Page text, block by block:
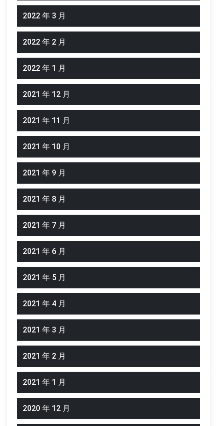
2022 年 3 月
2022 年 2 月
2022 年 1 月
2021 年 12 月
2021 年 11 月
2021 年 10 月
2021 年 9 月
2021 年 8 月
2021 年 7 月
2021 年 6 月
2021 年 5 月
2021 年 4 月
2021 年 3 月
2021 年 2 月
2021 年 1 月
2020 年 12 月